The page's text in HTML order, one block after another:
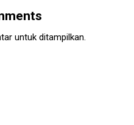
untuk ditampilkan.